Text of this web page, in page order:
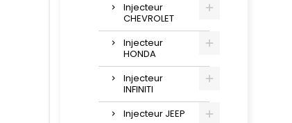
Injecteur
CHEVROLET
Injecteur
HONDA
Injecteur
INFINITI
Injecteur JEEP